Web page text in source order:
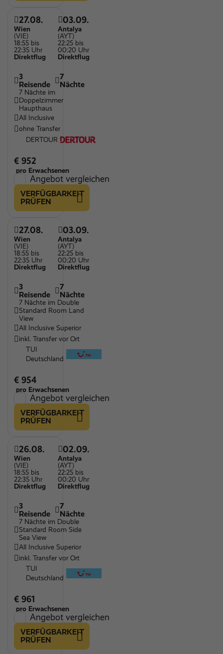
27.08.
Wien
(VIE)
18:55 bis
22:35 Uhr
Direktflug
03.09.
Antalya
(AYT)
22:25 bis
00:20 Uhr
Direktflug
3
Reisende
7
Nächte
7 Nächte im
Doppelzimmer
Haupthaus
All Inclusive
ohne Transfer
DERTOUR
€ 952
pro Erwachsenen
Angebot vergleichen
VERFÜGBARKEIT
PRÜFEN
27.08.
Wien
(VIE)
18:55 bis
22:35 Uhr
Direktflug
03.09.
Antalya
(AYT)
22:25 bis
00:20 Uhr
Direktflug
3
Reisende
7
Nächte
7 Nächte im Double
Standard Room Land
View
All Inclusive Superior
inkl. Transfer vor Ort
TUI
Deutschland
€ 954
pro Erwachsenen
Angebot vergleichen
VERFÜGBARKEIT
PRÜFEN
26.08.
Wien
(VIE)
18:55 bis
22:35 Uhr
Direktflug
02.09.
Antalya
(AYT)
22:25 bis
00:20 Uhr
Direktflug
3
Reisende
7
Nächte
7 Nächte im Double
Standard Room Side
Sea View
All Inclusive Superior
inkl. Transfer vor Ort
TUI
Deutschland
€ 961
pro Erwachsenen
Angebot vergleichen
VERFÜGBARKEIT
PRÜFEN